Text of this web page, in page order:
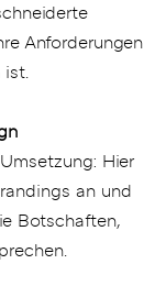
Anforderungen
ist.
Hier
an und
Botschaften,